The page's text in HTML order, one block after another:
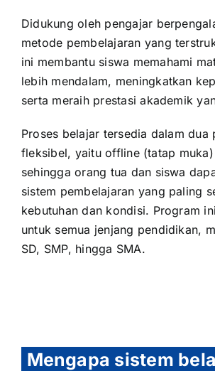
Didukung oleh pengajar
metode pembelajaran yang
ini membantu siswa memahami
lebih mendalam, meningkatkan
serta meraih prestasi akademik
Proses belajar tersedia dalam dua
fleksibel, yaitu offline (tatap
sehingga orang tua dan siswa
sistem pembelajaran yang paling
kebutuhan dan kondisi. Program
untuk semua jenjang pendidikan,
SD, SMP, hingga SMA.
Mengapa sistem